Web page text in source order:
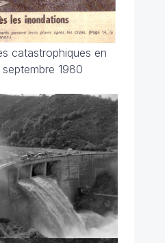
catastrophiques en
1980